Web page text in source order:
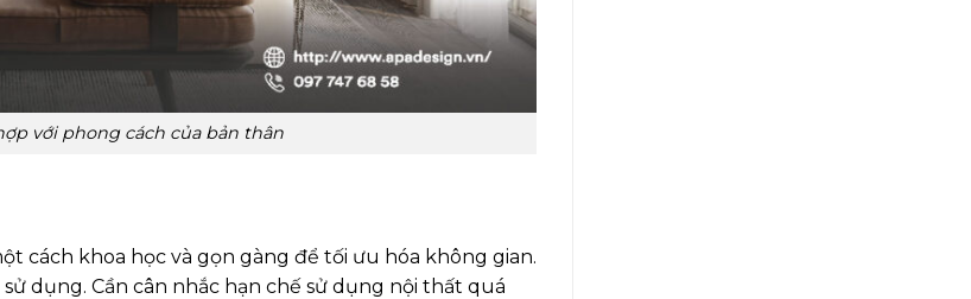
với phong cách của bản thân
cách khoa học và gọn gàng để tối ưu hóa không gian.
dụng. Cần cân nhắc hạn chế sử dụng nội thất quá